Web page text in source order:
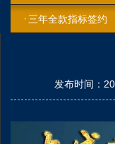
三年全款指标签约
发布时间：